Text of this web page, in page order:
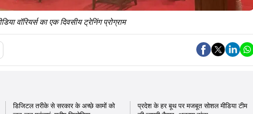
वॉरियर्स का एक दिवसीय ट्रेनिंग प्रोग्राम
डिजिटल तरीके से सरकार के अच्छे कामों को
प्रदेश के हर बूथ पर मजबूत सोशल मीडिया टीम